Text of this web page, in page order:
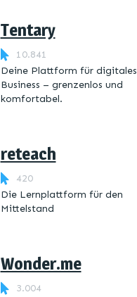
Tentary
10.841
Deine Plattform für digitales
Business – grenzenlos und
komfortabel.
reteach
420
Die Lernplattform ​für den
Mittelstand
Wonder.me
3.004